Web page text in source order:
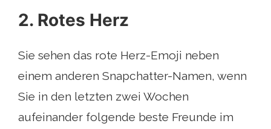
2. Rotes Herz
Sie sehen das rote Herz-Emoji neben
einem anderen Snapchatter-Namen, wenn
Sie in den letzten zwei Wochen
aufeinander folgende beste Freunde im